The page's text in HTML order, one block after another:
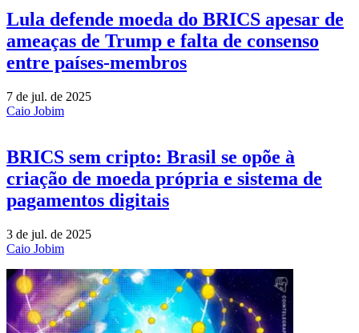
Lula defende moeda do BRICS apesar de
ameaças de Trump e falta de consenso
entre países-membros
7 de jul. de 2025
Caio Jobim
BRICS sem cripto: Brasil se opõe à
criação de moeda própria e sistema de
pagamentos digitais
3 de jul. de 2025
Caio Jobim